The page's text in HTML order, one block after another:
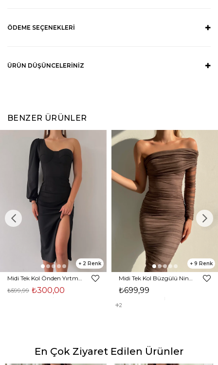
ÖDEME SEÇENEKLERI
ÜRÜN DÜŞÜNCELERINIZ
BENZER ÜRÜNLER
2
₺300,00
₺599,99
9
₺699,99
2
En Çok Ziyaret Edilen Ürünler